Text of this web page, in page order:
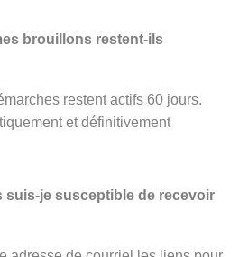
brouillons restent-ils
restent actifs 60 jours.
et définitivement
suis-je susceptible de recevoir